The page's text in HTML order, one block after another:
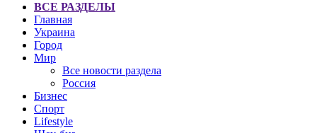
ВСЕ РАЗДЕЛЫ
Главная
Украина
Город
Мир
Все новости раздела
Россия
Бизнес
Спорт
Lifestyle